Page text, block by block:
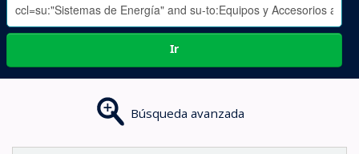
Ir
Búsqueda avanzada